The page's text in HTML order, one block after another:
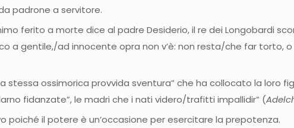
padrone a servitore.
ferito a morte dice al padre Desiderio, il re dei Longobardi
a gentile,/ad innocente opra non v’è: non resta/che far
stessa ossimorica provvida sventura” che ha collocato la loro
fidanzate”, le madri che i nati videro/trafitti impallidir” (
poiché il potere è un’occasione per esercitare la prepotenza.